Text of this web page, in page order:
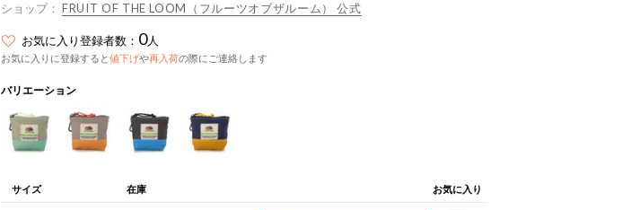
ショップ： FRUIT OF THE LOOM（フルーツオブザルーム） 公式
お気に入り登録者数： 0人
お気に入りに登録すると値下げや再入荷の際にご連絡します
バリエーション
サイズ 在庫 お気に入り